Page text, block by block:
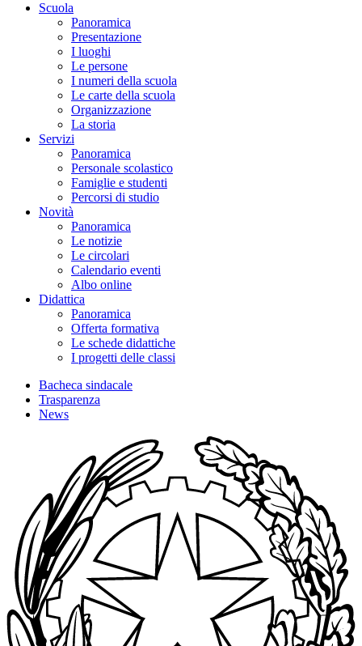
Scuola
Panoramica
Presentazione
I luoghi
Le persone
I numeri della scuola
Le carte della scuola
Organizzazione
La storia
Servizi
Panoramica
Personale scolastico
Famiglie e studenti
Percorsi di studio
Novità
Panoramica
Le notizie
Le circolari
Calendario eventi
Albo online
Didattica
Panoramica
Offerta formativa
Le schede didattiche
I progetti delle classi
Bacheca sindacale
Trasparenza
News